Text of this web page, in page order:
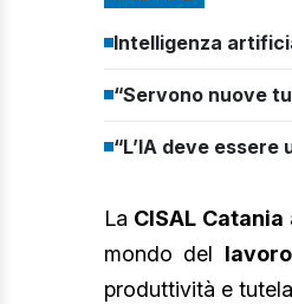
Intelligenza
“Servono nuove
“L’IA deve
La CISAL Catania
mondo del lavoro
produttività e